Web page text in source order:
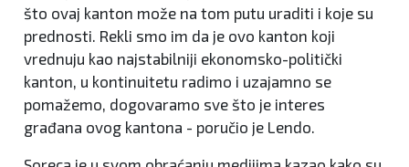
što ovaj kanton može na tom putu uraditi i koje su
prednosti. Rekli smo im da je ovo kanton koji
vrednuju kao najstabilniji ekonomsko-politički
kanton, u kontinuitetu radimo i uzajamno se
pomažemo, dogovaramo sve što je interes
građana ovog kantona - poručio je Lendo.